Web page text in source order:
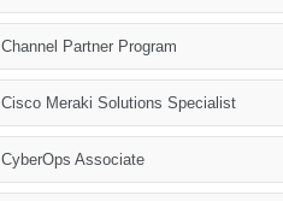
Channel Partner Program
Cisco Meraki Solutions Specialist
CyberOps Associate